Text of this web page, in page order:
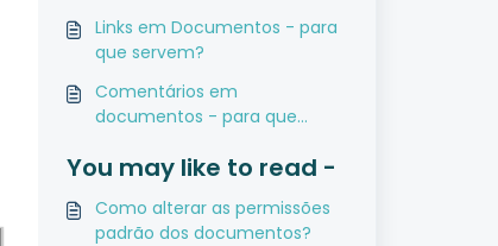
Links em Documentos - para
que servem?
Comentários em
documentos - para que
You may like to read -
Como alterar as permissões
padrão dos documentos?